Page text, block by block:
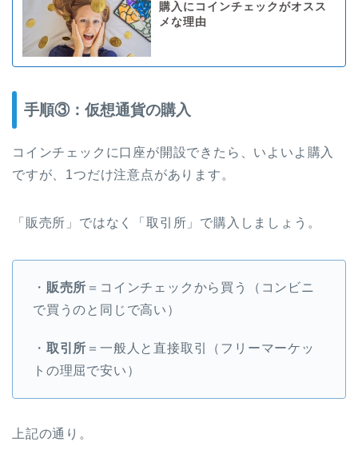
購入にコインチェックがオスス
メな理由
手順③：仮想通貨の購入
コインチェックに口座が開設できたら、いよいよ購入
ですが、1つだけ注意点があります。
「販売所」ではなく「取引所」で購入しましょう。
・ 販売所 ＝コインチェックから買う（コンビニ
で買うのと同じで高い）
・ 取引所 ＝一般人と直接取引（フリーマーケッ
トの理屈で安い）
上記の通り。